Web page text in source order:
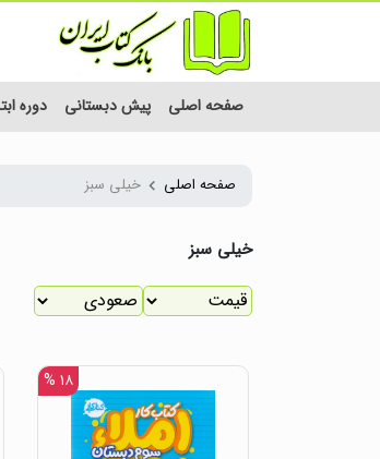
صفحه اصلی پیش دبستانی دوره
صفحه اصلی خیلی سبز
خیلی سبز
۱۸ %